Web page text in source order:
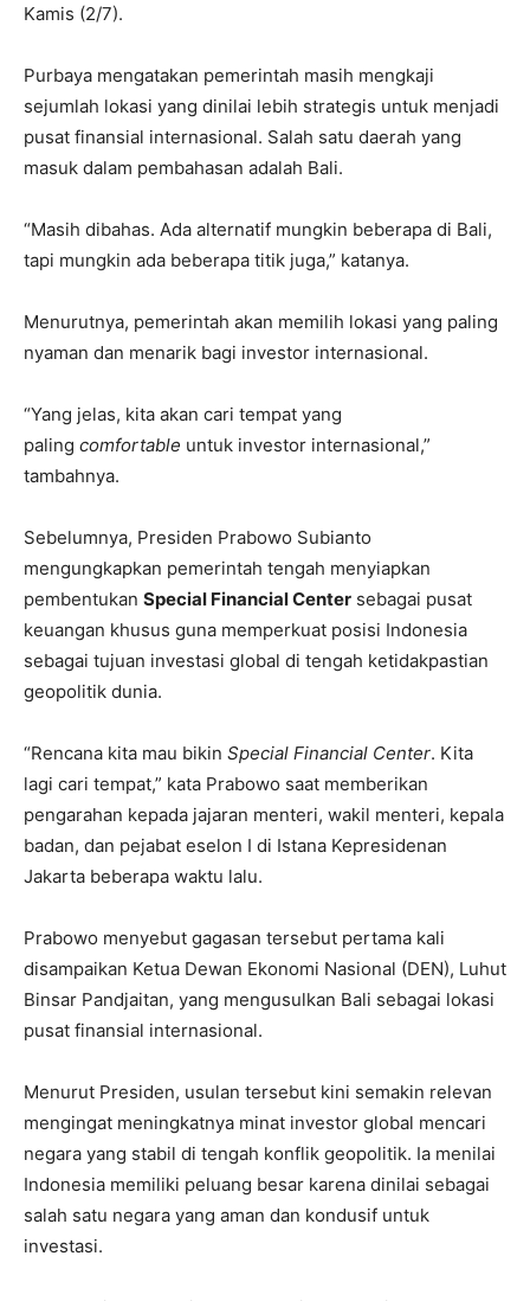
Kamis (2/7).
Purbaya mengatakan pemerintah masih mengkaji
sejumlah lokasi yang dinilai lebih strategis untuk menjadi
pusat finansial internasional. Salah satu daerah yang
masuk dalam pembahasan adalah Bali.
“Masih dibahas. Ada alternatif mungkin beberapa di Bali,
tapi mungkin ada beberapa titik juga,” katanya.
Menurutnya, pemerintah akan memilih lokasi yang paling
nyaman dan menarik bagi investor internasional.
“Yang jelas, kita akan cari tempat yang
paling comfortable untuk investor internasional,”
tambahnya.
Sebelumnya, Presiden Prabowo Subianto
mengungkapkan pemerintah tengah menyiapkan
pembentukan Special Financial Center sebagai pusat
keuangan khusus guna memperkuat posisi Indonesia
sebagai tujuan investasi global di tengah ketidakpastian
geopolitik dunia.
“Rencana kita mau bikin Special Financial Center. Kita
lagi cari tempat,” kata Prabowo saat memberikan
pengarahan kepada jajaran menteri, wakil menteri, kepala
badan, dan pejabat eselon I di Istana Kepresidenan
Jakarta beberapa waktu lalu.
Prabowo menyebut gagasan tersebut pertama kali
disampaikan Ketua Dewan Ekonomi Nasional (DEN), Luhut
Binsar Pandjaitan, yang mengusulkan Bali sebagai lokasi
pusat finansial internasional.
Menurut Presiden, usulan tersebut kini semakin relevan
mengingat meningkatnya minat investor global mencari
negara yang stabil di tengah konflik geopolitik. Ia menilai
Indonesia memiliki peluang besar karena dinilai sebagai
salah satu negara yang aman dan kondusif untuk
investasi.